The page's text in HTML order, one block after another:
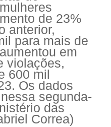
de 23%
anterior,
para mais de
em
violações,
600 mil
Os dados
segunda-
das
Correa)